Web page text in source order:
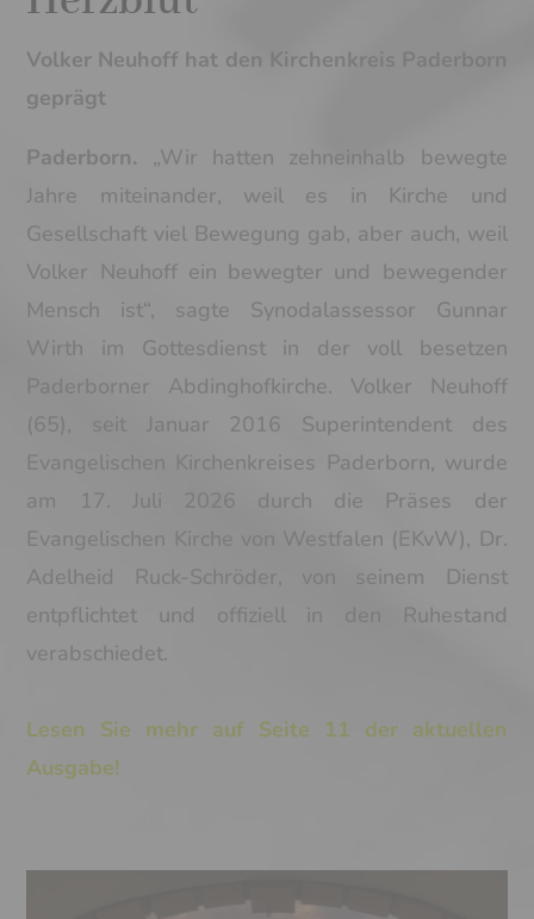
Volker Neuhoff hat den Kirchenkreis Paderborn
geprägt
Paderborn. „Wir hatten zehneinhalb bewegte
Jahre miteinander, weil es in Kirche und
Gesellschaft viel Bewegung gab, aber auch, weil
Volker Neuhoff ein bewegter und bewegender
Mensch ist“, sagte Synodalassessor Gunnar
Wirth im Gottesdienst in der voll besetzen
Paderborner Abdinghofkirche. Volker Neuhoff
(65), seit Januar 2016 Superintendent des
Evangelischen Kirchenkreises Paderborn, wurde
am 17. Juli 2026 durch die Präses der
Evangelischen Kirche von Westfalen (EKvW), Dr.
Adelheid Ruck-Schröder, von seinem Dienst
entpflichtet und offiziell in den Ruhestand
verabschiedet.
Lesen Sie mehr auf Seite 11 der aktuellen
Ausgabe!